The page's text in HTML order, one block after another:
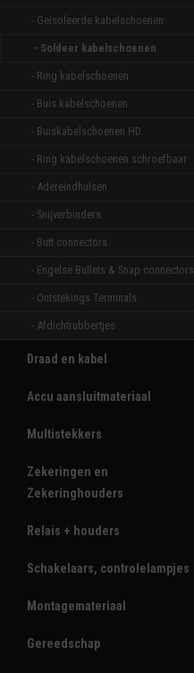
- Geisoleerde kabelschoenen
- Soldeer kabelschoenen
- Ring kabelschoenen
- Buis kabelschoenen
- Buiskabelschoenen HD
- Ring kabelschoenen schroefbaar
- Adereindhulsen
- Snijverbinders
- Butt connectors
- Engelse Bullets & Snap connectors
- Ontstekings Terminals
- Afdichtrubbertjes
Draad en kabel
Accu aansluitmateriaal
Multistekkers
Zekeringen en
Zekeringhouders
Relais + houders
Schakelaars, controlelampjes
Montagemateriaal
Gereedschap